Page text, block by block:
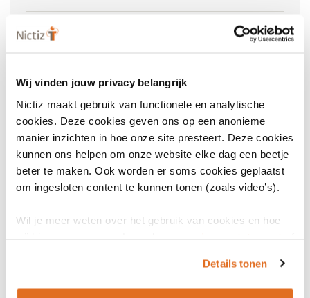
Wij vinden jouw privacy belangrijk
Nictiz maakt gebruik van functionele en analytische
cookies. Deze cookies geven ons op een anonieme
manier inzichten in hoe onze site presteert. Deze cookies
kunnen ons helpen om onze website elke dag een beetje
beter te maken. Ook worden er soms cookies geplaatst
om ingesloten content te kunnen tonen (zoals video’s).
Wil je meer weten over het gebruik van cookies en hoe
Details tonen
in
(opent
venster)
Wikipedia HL7 CDA R2(opent
in
een
nieuw
venster)
Businessmodel
Ontwikkeling en beheer ligt bij
HL7 Internationaal. HL7
Nederland is verantwoordelijk
Nederland.